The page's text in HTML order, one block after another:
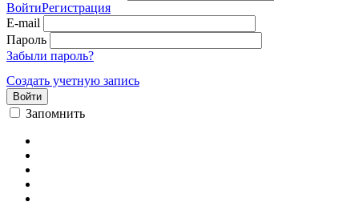
ВойтиРегистрация
E-mail
Пароль
Забыли пароль?
Создать учетную запись
Войти
Запомнить